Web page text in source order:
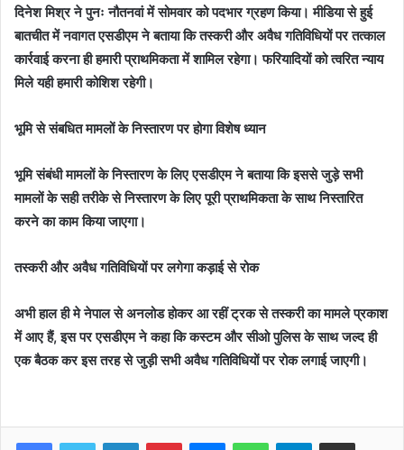
दिनेश मिश्र ने पुनः नौतनवां में सोमवार को पदभार ग्रहण किया। मीडिया से हुई
बातचीत में नवागत एसडीएम ने बताया कि तस्करी और अवैध गतिविधियों पर तत्काल
कार्रवाई करना ही हमारी प्राथमिकता में शामिल रहेगा। फरियादियों को त्वरित न्याय
मिले यही हमारी कोशिश रहेगी।
भूमि से संबधित मामलों के निस्तारण पर होगा विशेष ध्यान
भूमि संबंधी मामलों के निस्तारण के लिए एसडीएम ने बताया कि इससे जुड़े सभी
मामलों के सही तरीके से निस्तारण के लिए पूरी प्राथमिकता के साथ निस्तारित
करने का काम किया जाएगा।
तस्करी और अवैध गतिविधियों पर लगेगा कड़ाई से रोक
अभी हाल ही मे नेपाल से अनलोड होकर आ रहीं ट्रक से तस्करी का मामले प्रकाश
में आए हैं, इस पर एसडीएम ने कहा कि कस्टम और सीओ पुलिस के साथ जल्द ही
एक बैठक कर इस तरह से जुड़ी सभी अवैध गतिविधियों पर रोक लगाई जाएगी।
FacebookTwitter LinkedInPinterestMessengerWhatsAppTelegramShare via Email